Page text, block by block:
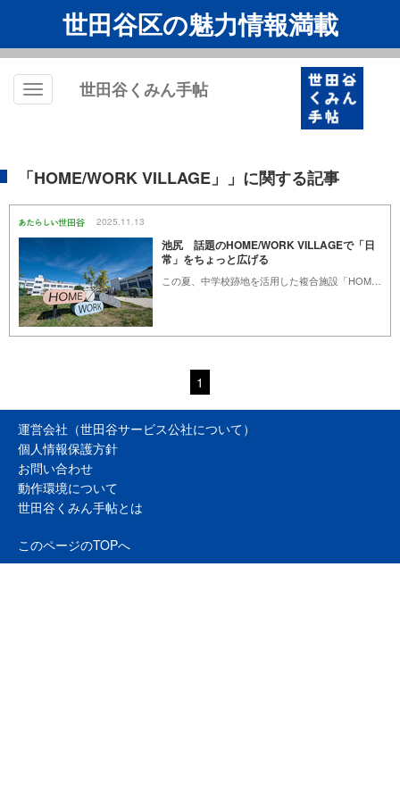
世田谷区の魅力情報満載
Toggle
世田谷くみん手帖
「HOME/WORK VILLAGE」」に関する記事
2025.11.13
池尻 話題のHOME/WORK VILLAGEで「日
常」をちょっと広げる
1
運営会社（世田谷サービス公社について）
個人情報保護方針
お問い合わせ
動作環境について
世田谷くみん手帖とは
このページのTOPへ